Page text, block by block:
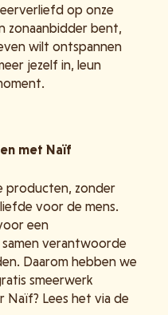
op onze
zonaanbidder bent,
wilt ontspannen
jezelf in, leun
met Naïf
producten, zonder
voor de mens.
een
verantwoorde
Daarom hebben we
smeerwerk
Naïf? Lees het via de